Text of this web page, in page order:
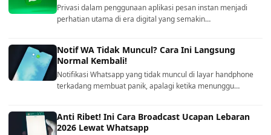
Privasi dalam penggunaan aplikasi pesan instan menjadi
perhatian utama di era digital yang semakin…
Notif WA Tidak Muncul? Cara Ini Langsung
Normal Kembali!
Notifikasi Whatsapp yang tidak muncul di layar handphone
terkadang membuat panik, apalagi ketika menunggu…
Anti Ribet! Ini Cara Broadcast Ucapan Lebaran
2026 Lewat Whatsapp